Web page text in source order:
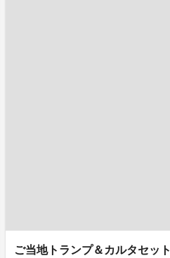
ご当地トランプ＆カルタセット